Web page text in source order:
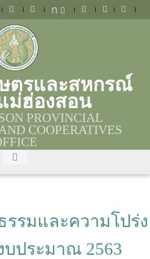
ก
ตรและสหกรณ์
ม่ฮ่องสอน
PROVINCIAL
COOPERATIVES
รมและความโปร่ง
บประมาณ 2563